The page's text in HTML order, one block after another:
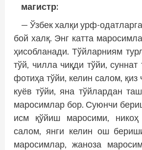
магистр:
— Ўзбек халқи урф-
бой халқ. Энг катта
ҳисобланади. Тўйларниям
тўй, чилла чиқди тўйи, суннат
фотиҳа тўйи, келин салом, қиз
куёв тўйи, яна тўйлардан
маросимлар бор. Суюнчи
исм қўйиш маросими, никоҳ
салом, янги келин ош
маросимлар, жаноза